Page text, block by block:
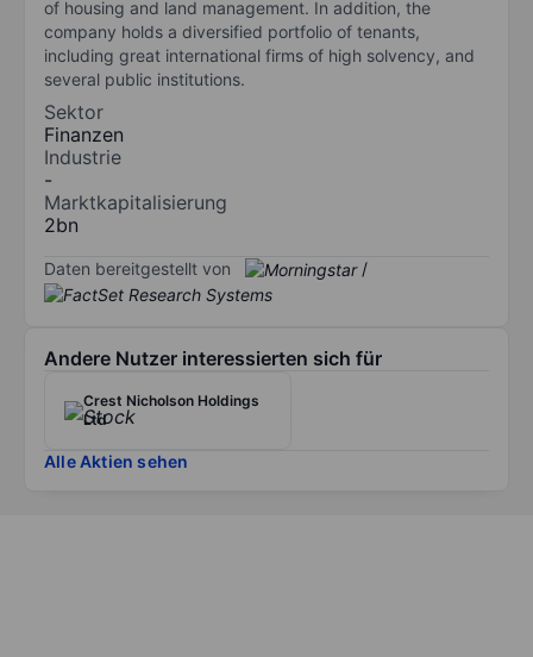
of housing and land management. In addition, the
company holds a diversified portfolio of tenants,
including great international firms of high solvency, and
several public institutions.
Sektor
Finanzen
Industrie
-
Marktkapitalisierung
2bn
Daten bereitgestellt von /
Andere Nutzer interessierten sich für
Crest Nicholson Holdings
Ltd
Alle Aktien sehen